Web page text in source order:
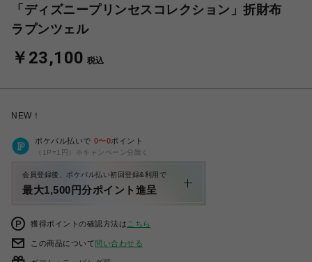
「ディズニープリンセスコレクション」折財布
ラプンツェル
￥23,100 税込
NEW！
ポケパル払いで 0〜0ポイント
（1P=1円）※キャンペーン分除く
会員登録後、ポケパル払い初回登録&利用で
最大1,500円分ポイント進呈
獲得ポイントの確認方法は こちら
この商品について問い合わせる